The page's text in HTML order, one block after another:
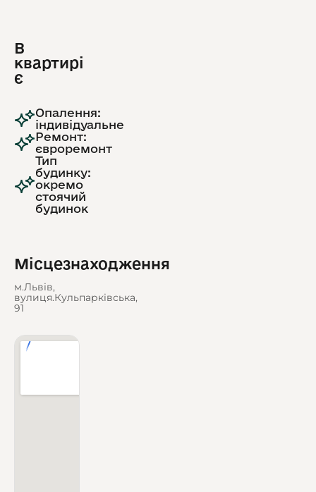
В
квартирі
є
Опалення:
індивідуальне
Ремонт:
євроремонт
Тип
будинку:
окремо
стоячий
будинок
Місцезнаходження
м.Львів,
вулиця.Кульпарківська,
91